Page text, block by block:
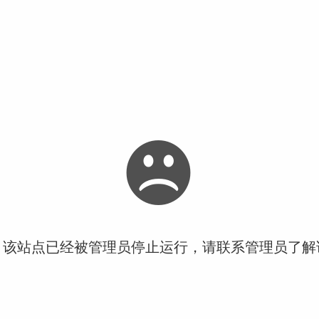
站点已经被管理员停止运行，请联系管理员了